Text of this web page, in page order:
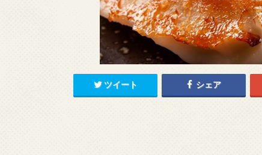
ツイート シェア